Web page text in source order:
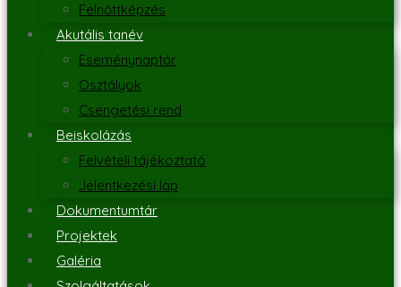
Felnőttképzés
Akutális tanév
Eseménynaptár
Osztályok
Csengetési rend
Beiskolázás
Felvételi tájékoztató
Jelentkezési lap
Dokumentumtár
Projektek
Galéria